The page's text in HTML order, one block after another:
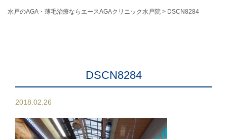
水戸のAGA・薄毛治療ならエースAGAクリニック水戸院 > DSCN8284
DSCN8284
2018.02.26